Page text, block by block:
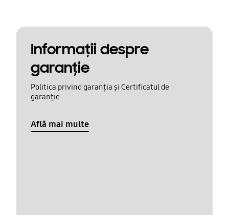
Informaţii despre
garanţie
Politica privind garanția și Certificatul de
garanție
Află mai multe